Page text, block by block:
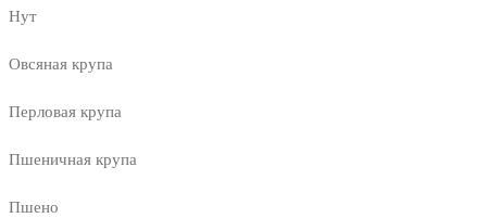
Нут
Овсяная крупа
Перловая крупа
Пшеничная крупа
Пшено